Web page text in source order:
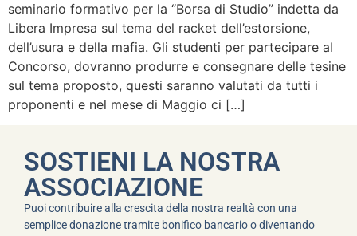
seminario formativo per la “Borsa di Studio” indetta da
Libera Impresa sul tema del racket dell’estorsione,
dell’usura e della mafia. Gli studenti per partecipare al
Concorso, dovranno produrre e consegnare delle tesine
sul tema proposto, questi saranno valutati da tutti i
proponenti e nel mese di Maggio ci […]
SOSTIENI LA NOSTRA
ASSOCIAZIONE
Puoi contribuire alla crescita della nostra realtà con una
semplice donazione tramite bonifico bancario o diventando